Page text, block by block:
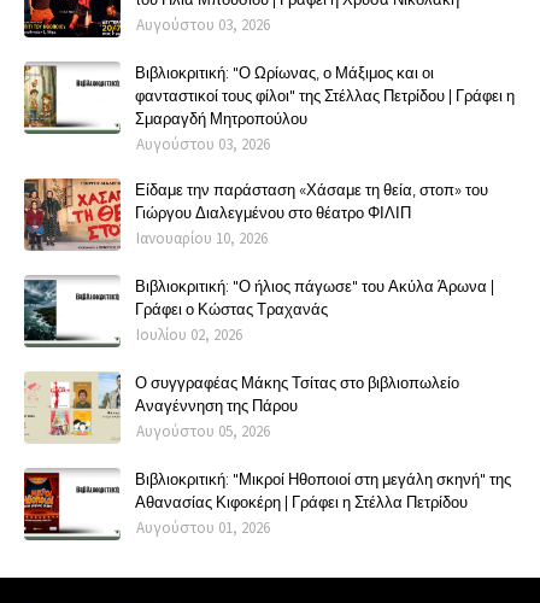
Αυγούστου 03, 2026
Βιβλιοκριτική: "Ο Ωρίωνας, ο Μάξιμος και οι
φανταστικοί τους φίλοι" της Στέλλας Πετρίδου | Γράφει η
Σμαραγδή Μητροπούλου
Αυγούστου 03, 2026
Είδαμε την παράσταση «Χάσαμε τη θεία, στοπ» του
Γιώργου Διαλεγμένου στο θέατρο ΦΙΛΙΠ
Ιανουαρίου 10, 2026
Βιβλιοκριτική: "Ο ήλιος πάγωσε" του Ακύλα Άρωνα |
Γράφει ο Κώστας Τραχανάς
Ιουλίου 02, 2026
Ο συγγραφέας Μάκης Τσίτας στο βιβλιοπωλείο
Αναγέννηση της Πάρου
Αυγούστου 05, 2026
Βιβλιοκριτική: "Μικροί Ηθοποιοί στη μεγάλη σκηνή" της
Αθανασίας Κιφοκέρη | Γράφει η Στέλλα Πετρίδου
Αυγούστου 01, 2026